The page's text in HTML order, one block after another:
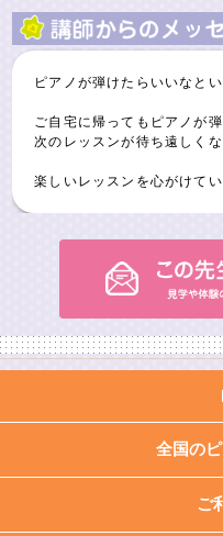
ピアノが弾けたらいいなと
ご自宅に帰ってもピアノが
次のレッスンが待ち遠しく
楽しいレッスンを心がけて
全国の
ご